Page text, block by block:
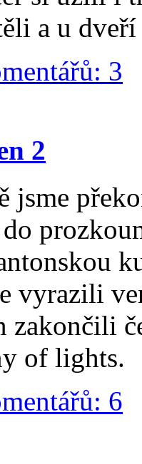
a u
3
2
jsme
vyrazili
zakončili
of lights.
6